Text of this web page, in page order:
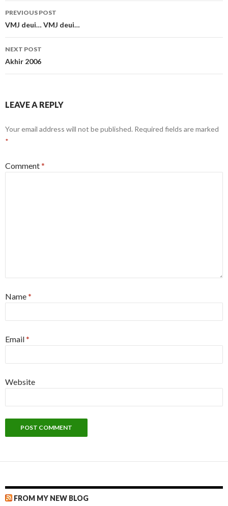
Post
navigation
PREVIOUS POST
VMJ deui… VMJ deui…
NEXT POST
Akhir 2006
LEAVE A REPLY
Your email address will not be published. Required fields are marked
*
Comment*
Name*
Email*
Website
FROM MY NEW BLOG